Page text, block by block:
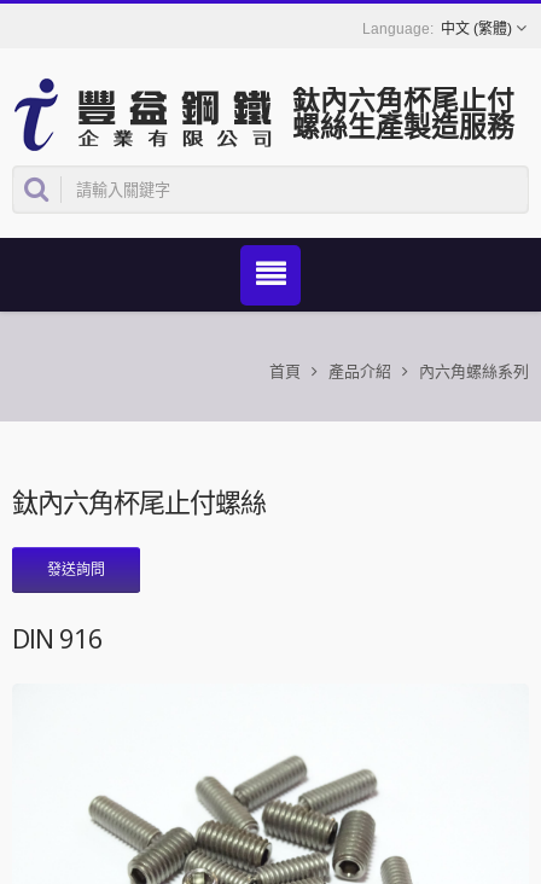
中文 (繁體)
鈦內六角杯尾止付
螺絲生產製造服務
首頁 產品介紹 內六角螺絲系列
鈦內六角杯尾止付螺絲
發送詢問
DIN 916